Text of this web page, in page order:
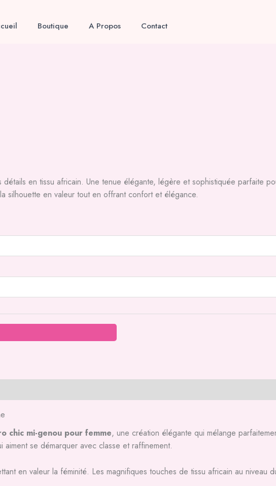
Boutique A Propos Contact
en tissu africain. Une tenue élégante, légère et sophistiquée parfaite
silhouette en valeur tout en offrant confort et élégance.
chic mi-genou pour femme, une création élégante qui mélange
se démarquer avec classe et raffinement.
en valeur la féminité. Les magnifiques touches de tissu africain au niveau